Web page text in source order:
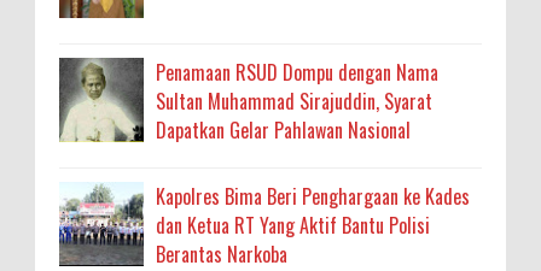
Penamaan RSUD Dompu dengan Nama
Sultan Muhammad Sirajuddin, Syarat
Dapatkan Gelar Pahlawan Nasional
Kapolres Bima Beri Penghargaan ke Kades
dan Ketua RT Yang Aktif Bantu Polisi
Berantas Narkoba